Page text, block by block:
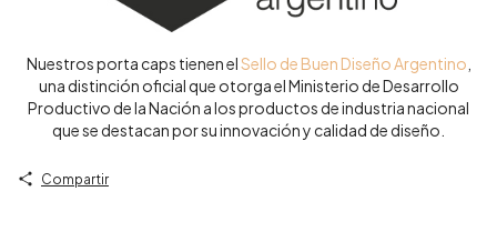
Nuestros porta caps tienen elSello de Buen Diseño Argentino
una distinción oficial que otorga el Ministerio de Desarrollo
Productivo de la Nación a los productos de industria nacional
que se destacan por su innovación y calidad de diseño.
Compartir